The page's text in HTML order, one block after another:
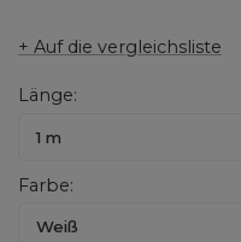
+ Auf die vergleichsliste
Länge
1 m
Farbe
Weiß